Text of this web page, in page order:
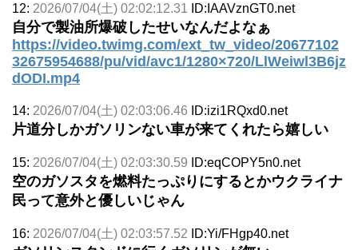
12: 2026/07/04(土) 02:02:12.31 ID:IAAVznGT0.net
自分で製油所爆破したせいなんだよなぁ
https://video.twimg.com/ext_tw_video/20677102
32675954688/pu/vid/avc1/1280×720/LlWeiwl3B6jz
dODI.mp4
14: 2026/07/04(土) 02:03:06.46 ID:izi1RQxd0.net
片道分しかガソリンない車が来てくれたら嬉しい
15: 2026/07/04(土) 02:03:30.59 ID:eqCOPY5n0.net
空のガソスタを燃料たっぷりにするとかウクライナ
民って意外と優しいじゃん
16: 2026/07/04(土) 02:03:57.52 ID:Yi/FHgp40.net